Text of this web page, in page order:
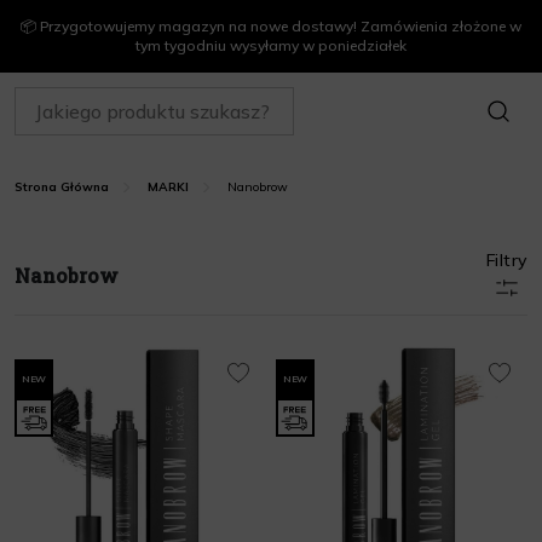
📦 Przygotowujemy magazyn na nowe dostawy! Zamówienia złożone w
tym tygodniu wysyłamy w poniedziałek
SZUKAJ
Strona Główna MARKI Nanobrow
Nanobrow
Filtry
NEW NEW